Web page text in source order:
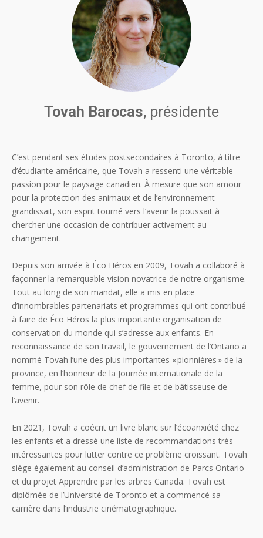
Tovah Barocas, présidente
C’est pendant ses études postsecondaires à Toronto, à titre
d’étudiante américaine, que Tovah a ressenti une véritable
passion pour le paysage canadien. À mesure que son amour
pour la protection des animaux et de l’environnement
grandissait, son esprit tourné vers l’avenir la poussait à
chercher une occasion de contribuer activement au
changement.
Depuis son arrivée à Éco Héros en 2009, Tovah a collaboré à
façonner la remarquable vision novatrice de notre organisme.
Tout au long de son mandat, elle a mis en place
d’innombrables partenariats et programmes qui ont contribué
à faire de Éco Héros la plus importante organisation de
conservation du monde qui s’adresse aux enfants. En
reconnaissance de son travail, le gouvernement de l’Ontario a
nommé Tovah l’une des plus importantes « pionnières » de la
province, en l’honneur de la Journée internationale de la
femme, pour son rôle de chef de file et de bâtisseuse de
l’avenir.
En 2021, Tovah a coécrit un livre blanc sur l’écoanxiété chez
les enfants et a dressé une liste de recommandations très
intéressantes pour lutter contre ce problème croissant. Tovah
siège également au conseil d’administration de Parcs Ontario
et du projet Apprendre par les arbres Canada. Tovah est
diplômée de l’Université de Toronto et a commencé sa
carrière dans l’industrie cinématographique.